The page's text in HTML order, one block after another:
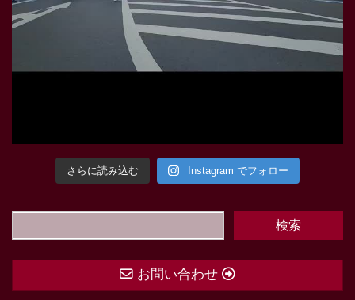
さらに読み込む Instagram でフォロー
お問い合わせ